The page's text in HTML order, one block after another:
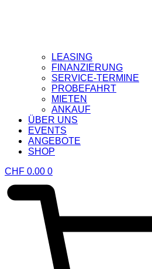
LEASING
FINANZIERUNG
SERVICE-TERMINE
PROBEFAHRT
MIETEN
ANKAUF
ÜBER UNS
EVENTS
ANGEBOTE
SHOP
CHF 0.00 0